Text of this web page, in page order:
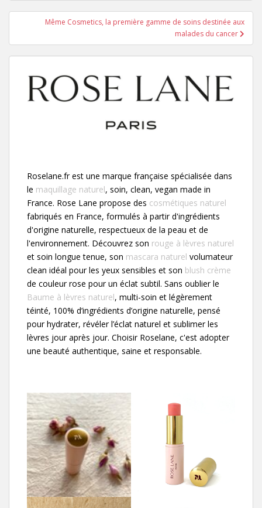
l’article
Même Cosmetics, la première gamme de soins destinée aux
malades du cancer
Roselane.fr est une marque française spécialisée dans
le maquillage naturel, soin, clean, vegan made in
France. Rose Lane propose des cosmétiques naturel
fabriqués en France, formulés à partir d'ingrédients
d'origine naturelle, respectueux de la peau et de
l'environnement. Découvrez son rouge à lèvres naturel
et soin longue tenue, son mascara naturel volumateur
clean idéal pour les yeux sensibles et son blush crème
de couleur rose pour un éclat subtil. Sans oublier le
Baume à lèvres naturel, multi-soin et légèrement
téinté, 100% d’ingrédients d’origine naturelle, pensé
pour hydrater, révéler l’éclat naturel et sublimer les
lèvres jour après jour. Choisir Roselane, c'est adopter
une beauté authentique, saine et responsable.